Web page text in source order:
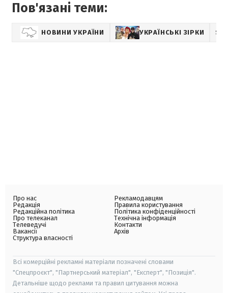
Пов'язані теми:
НОВИНИ УКРАЇНИ УКРАЇНСЬКІ ЗІРКИ
Про нас
Редакція
Редакційна політика
Про телеканал
Телеведучі
Вакансії
Структура власності
Рекламодавцям
Правила користування
Політика конфіденційності
Технічна інформація
Контакти
Архів
Всі комерційні рекламні матеріали позначені словами
"Спецпроєкт", "Партнерський матеріал", "Експерт", "Позиція".
Детальніше щодо реклами та правил цитування можна